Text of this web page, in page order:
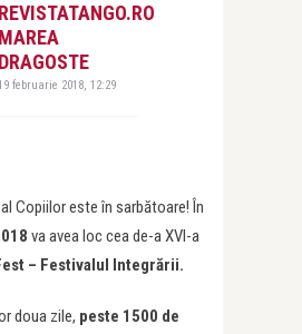
REVISTATANGO.RO
MAREA
DRAGOSTE
februarie 2018, 12:29
Copiilor este în sarbătoare! În
va avea loc cea de-a XVI-a
– Festivalul Integrării.
doua zile, peste 1500 de